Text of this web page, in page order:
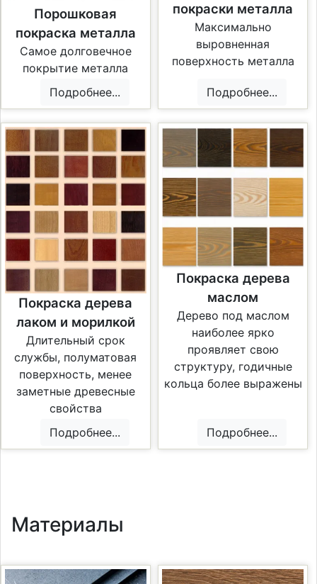
Порошковая
покраска металла
Самое долговечное
покрытие металла
Подробнее...
покраски металла
Максимально
выровненная
поверхность металла
Подробнее...
Покраска дерева
лаком и морилкой
Длительный срок
службы, полуматовая
поверхность, менее
заметные древесные
свойства
Подробнее...
Покраска дерева
маслом
Дерево под маслом
наиболее ярко
проявляет свою
структуру, годичные
кольца более выражены
Подробнее...
Материалы